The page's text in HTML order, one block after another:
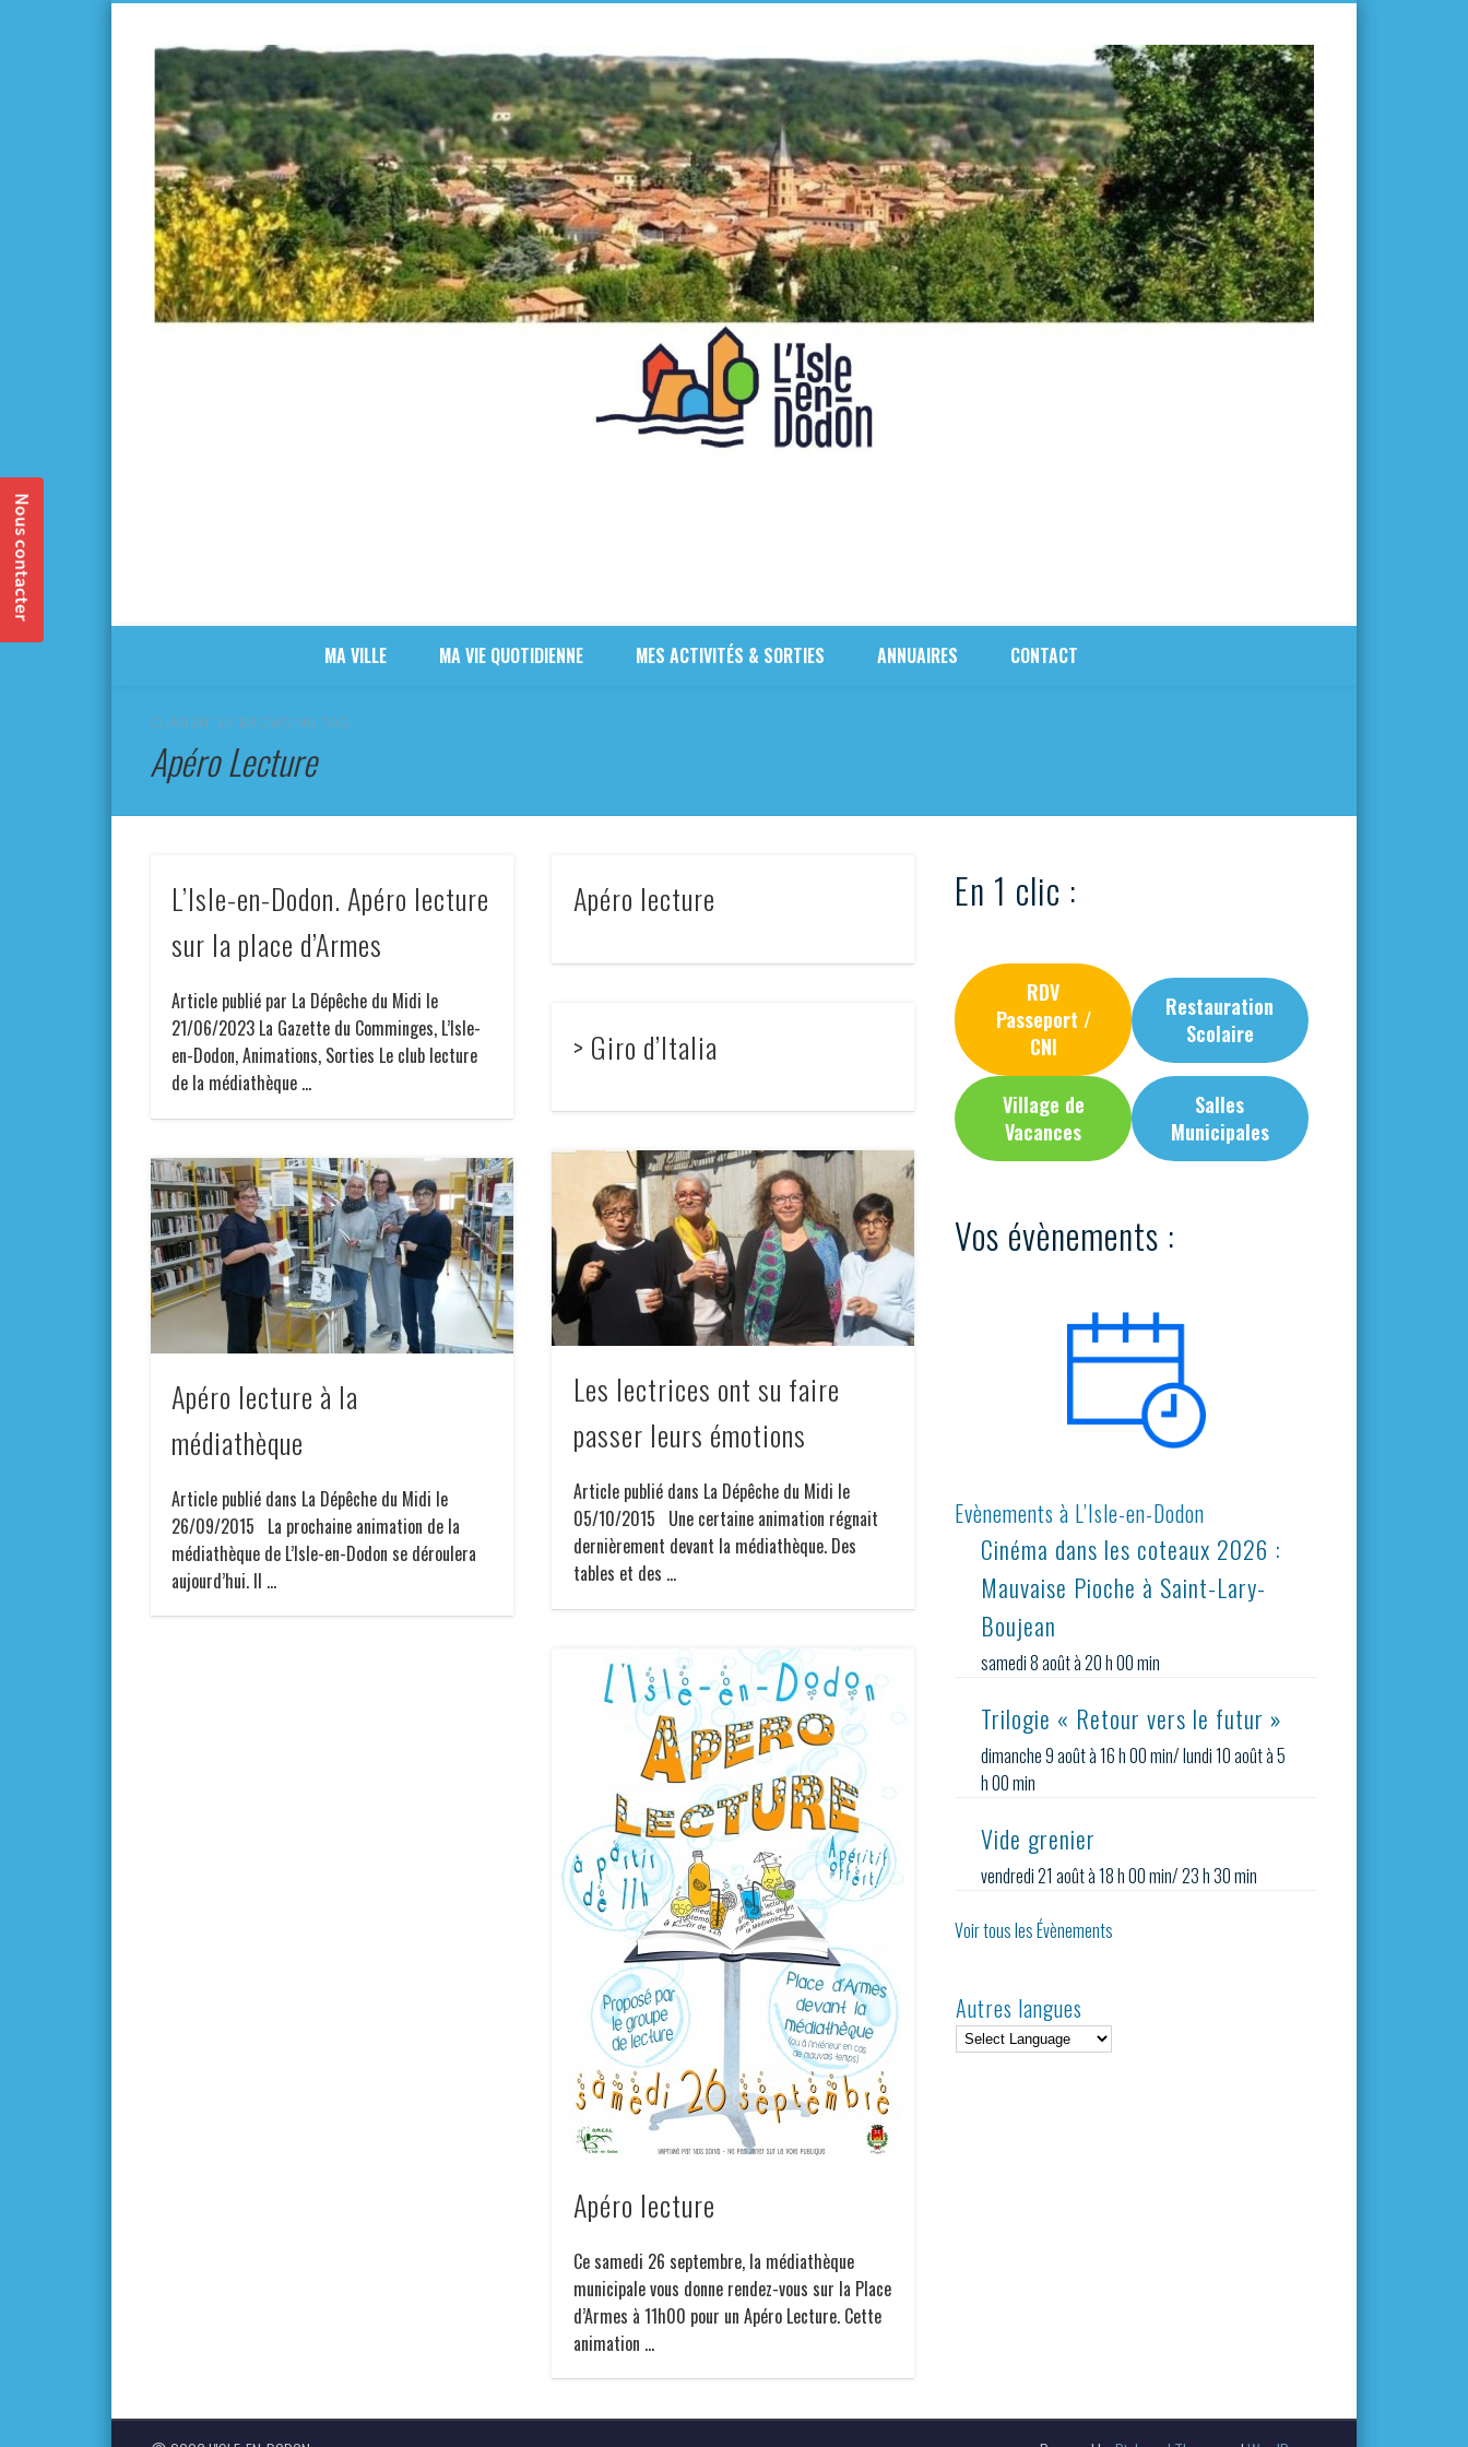
MA VILLE MA VIE QUOTIDIENNE MES ACTIVITÉS & SORTIES ANNUAIRES CONTACT
CURRENTLY BROWSING TAG
Apéro Lecture
L’Isle-en-Dodon. Apéro lecture
sur la place d’Armes
Article publié par La Dépêche du Midi le
21/06/2023 La Gazette du Comminges, L’Isle-
en-Dodon, Animations, Sorties Le club lecture
de la médiathèque …
Apéro lecture
> Giro d’Italia
Les lectrices ont su faire
passer leurs émotions
Article publié dans La Dépêche du Midi le
05/10/2015 Une certaine animation régnait
dernièrement devant la médiathèque. Des
tables et des …
Apéro lecture à la
médiathèque
Article publié dans La Dépêche du Midi le
26/09/2015 La prochaine animation de la
médiathèque de L’Isle-en-Dodon se déroulera
aujourd’hui. Il …
Apéro lecture
Ce samedi 26 septembre, la médiathèque
municipale vous donne rendez-vous sur la Place
d’Armes à 11h00 pour un Apéro Lecture. Cette
animation …
En 1 clic :
RDV
Passeport /
CNI
Restauration
Scolaire
Village de
Vacances
Salles
Municipales
Vos évènements :
Evènements à L’Isle-en-Dodon
Cinéma dans les coteaux 2026 :
Mauvaise Pioche à Saint-Lary-
Boujean
samedi 8 août à 20 h 00 min
Trilogie « Retour vers le futur »
dimanche 9 août à 16 h 00 min/lundi 10 août à 5
h 00 min
Vide grenier
vendredi 21 août à 18 h 00 min/23 h 30 min
Voir tous les Évènements
Autres langues